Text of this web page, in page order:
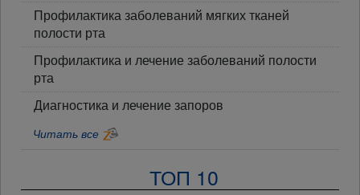
Профилактика заболеваний мягких тканей
полости рта
Профилактика и лечение заболеваний полости
рта
Диагностика и лечение запоров
Читать все
ТОП 10